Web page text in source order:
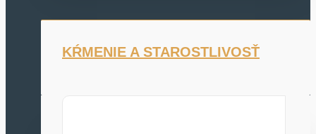
KŔMENIE A STAROSTLIVOSŤ